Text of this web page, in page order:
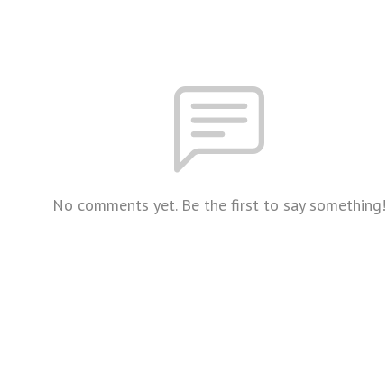
No comments yet. Be the first to say something!